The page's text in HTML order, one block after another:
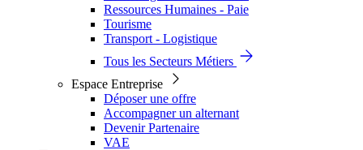
Ressources Humaines - Paie
Tourisme
Transport - Logistique
Tous les Secteurs Métiers
Espace Entreprise
Déposer une offre
Accompagner un alternant
Devenir Partenaire
VAE